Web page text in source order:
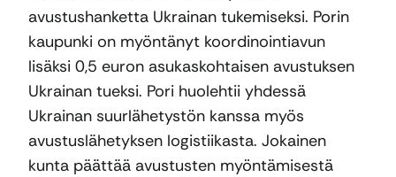
avustushanketta Ukrainan tukemiseksi. Porin
kaupunki on myöntänyt koordinointiavun
lisäksi 0,5 euron asukaskohtaisen avustuksen
Ukrainan tueksi. Pori huolehtii yhdessä
Ukrainan suurlähetystön kanssa myös
avustuslähetyksen logistiikasta. Jokainen
kunta päättää avustusten myöntämisestä